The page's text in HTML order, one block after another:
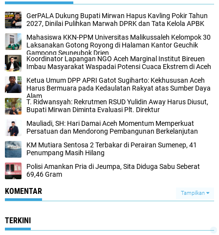
GerPALA Dukung Bupati Mirwan Hapus Kavling Pokir Tahun
2027, Dinilai Pulihkan Marwah DPRK dan Tata Kelola APBK
Mahasiswa KKN-PPM Universitas Malikussaleh Kelompok 30
Laksanakan Gotong Royong di Halaman Kantor Geuchik
Gampong Seuneubok Drien
Koordinator Lapangan NGO Aceh Marginal Institut Bireuen
Imbau Masyarakat Waspadai Potensi Cuaca Ekstrem di Aceh
Ketua Umum DPP APRI Gatot Sugiharto: Kekhususan Aceh
Harus Bermuara pada Kedaulatan Rakyat atas Sumber Daya
Alam
T. Ridwansyah: Rekrutmen RSUD Yulidin Away Harus Diusut,
Bupati Mirwan Diminta Evaluasi Plt. Direktur
Mauliadi, SH: Hari Damai Aceh Momentum Memperkuat
Persatuan dan Mendorong Pembangunan Berkelanjutan
KM Mutiara Sentosa 2 Terbakar di Perairan Sumenep, 41
Penumpang Masih Hilang
Polisi Amankan Pria di Jeumpa, Sita Diduga Sabu Seberat
69,46 Gram
KOMENTAR Tampilkan
TERKINI